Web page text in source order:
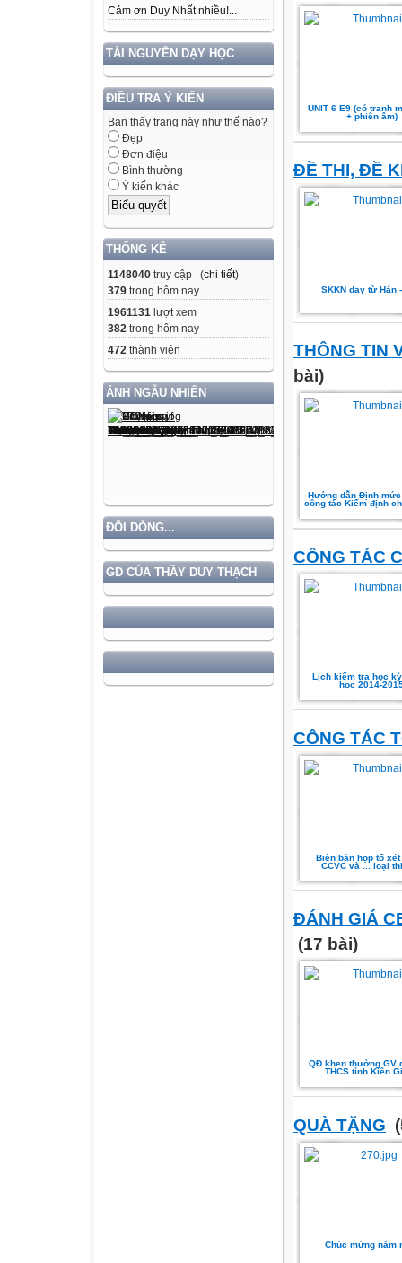
Cảm ơn Duy Nhất nhiều!...
TÀI NGUYÊN DẠY HỌC
ĐIỀU TRA Ý KIẾN
Bạn thấy trang này như thế nào?
Đẹp
Đơn điệu
Bình thường
Ý kiến khác
THỐNG KÊ
1148040 truy cập (chi tiết)
379 trong hôm nay
1961131 lượt xem
382 trong hôm nay
472 thành viên
ẢNH NGẪU NHIÊN
ĐÔI DÒNG...
GD CỦA THẦY DUY THẠCH
UNIT 6 E9 (có tranh
+ phiên âm)
ĐỀ THI, ĐỀ
SKKN dạy từ Hán
THÔNG TIN
bài)
Hướng dẫn Định
công tác Kiểm định
CÔNG TÁC
Lịch kiểm tra học
học 2014-
CÔNG TÁC
Biên bản họp tổ
CCVC và ... loại
ĐÁNH GIÁ
(17 bài)
QĐ khen thưởng GV
THCS tỉnh Kiên
QUÀ TẶNG
Chúc mừng năm